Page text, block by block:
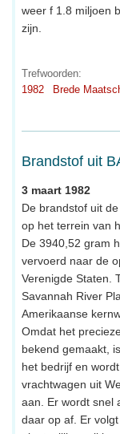
weer f 1.8 miljoen
zijn.
Trefwoorden:
1982
Brede
Brandstof uit
3 maart 1982
De brandstof uit
op het terrein van
De 3940,52 gram
vervoerd naar de
Verenigde Staten.
Savannah River
Amerikaanse
Omdat het
bekend gemaakt,
het bedrijf en
vrachtwagen uit
aan. Er wordt snel
daar op af. Er